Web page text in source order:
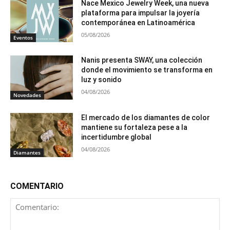
Eventos
Nace Mexico Jewelry Week, una nueva
plataforma para impulsar la joyería
contemporánea en Latinoamérica
05/08/2026
Novedades
Nanis presenta SWAY, una colección
donde el movimiento se transforma en
luz y sonido
04/08/2026
Diamantes
El mercado de los diamantes de color
mantiene su fortaleza pese a la
incertidumbre global
04/08/2026
COMENTARIO